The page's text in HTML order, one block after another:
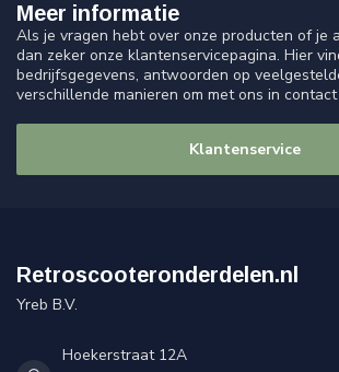
Meer informatie
Als je vragen hebt over onze producten of je
dan zeker onze klantenservicepagina. Hier
bedrijfsgegevens, antwoorden op
verschillende manieren om met ons in
Klantenservice
Retroscooteronderdelen.nl
Yreb B.V.
Hoekerstraat 12A